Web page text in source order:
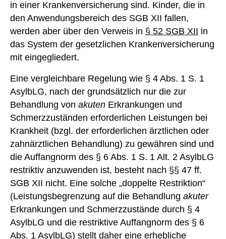
in einer Krankenversicherung sind. Kinder, die in
den Anwendungsbereich des SGB XII fallen,
werden aber über den Verweis in § 52 SGB XII in
das System der gesetzlichen Krankenversicherung
mit eingegliedert.
Eine vergleichbare Regelung wie § 4 Abs. 1 S. 1
AsylbLG, nach der grundsätzlich nur die zur
Behandlung von akuten Erkrankungen und
Schmerzzuständen erforderlichen Leistungen bei
Krankheit (bzgl. der erforderlichen ärztlichen oder
zahnärztlichen Behandlung) zu gewähren sind und
die Auffangnorm des § 6 Abs. 1 S. 1 Alt. 2 AsylbLG
restriktiv anzuwenden ist, besteht nach §§ 47 ff.
SGB XII nicht. Eine solche „doppelte Restriktion“
(Leistungsbegrenzung auf die Behandlung akuter
Erkrankungen und Schmerzzustände durch § 4
AsylbLG und die restriktive Auffangnorm des § 6
Abs. 1 AsylbLG) stellt daher eine erhebliche